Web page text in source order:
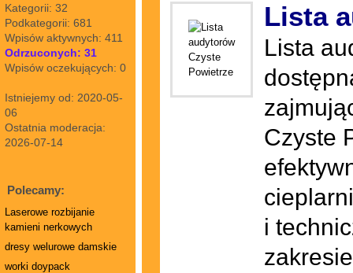
Kategorii: 32
Podkategorii: 681
Wpisów aktywnych: 411
Odrzuconych: 31
Wpisów oczekujących: 0
Istniejemy od: 2020-05-
06
Ostatnia moderacja:
2026-07-14
Polecamy:
Laserowe rozbijanie
kamieni nerkowych
dresy welurowe damskie
worki doypack
Lista
Lista
Czyste
i